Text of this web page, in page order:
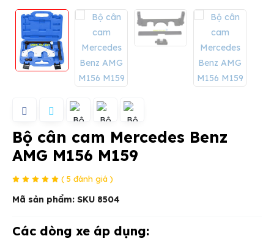
Bộ cân cam Mercedes Benz
AMG M156 M159
( 5 đánh giá )
Mã sản phẩm: SKU 8504
Các dòng xe áp dụng: